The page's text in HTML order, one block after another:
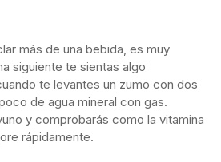
más de una bebida, es muy
siguiente te sientas algo
te levantes un zumo con dos
de agua mineral con gas.
y comprobarás como la vitamina
rápidamente.